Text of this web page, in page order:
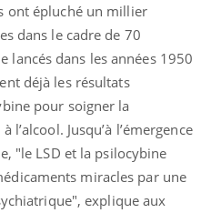
ont épluché un millier
dans le cadre de 70
lancés dans les années 1950
déjà les résultats
pour soigner la
l’alcool. Jusqu’à l’émergence
"le LSD et la psilocybine
miracles par une
explique aux